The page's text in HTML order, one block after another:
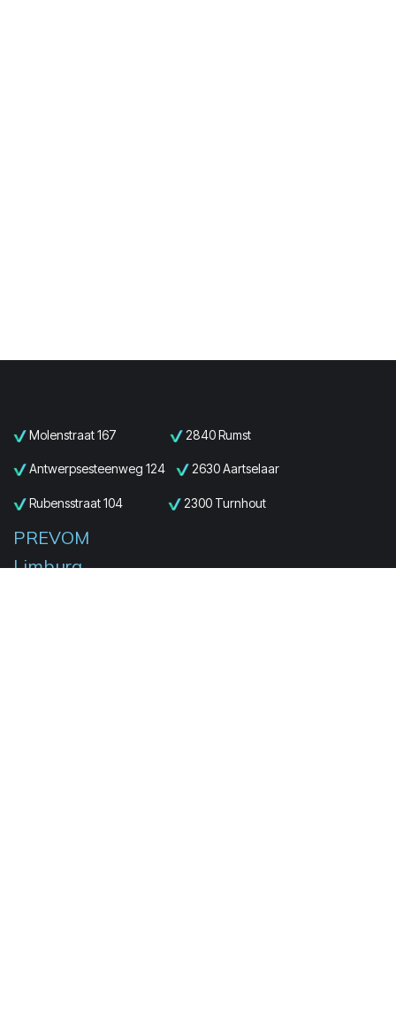
Molenstraat 167 2840 Rumst
Antwerpsesteenweg 124 2630 Aartselaar
Rubensstraat 104 2300 Turnhout
PREVOM
Limburg